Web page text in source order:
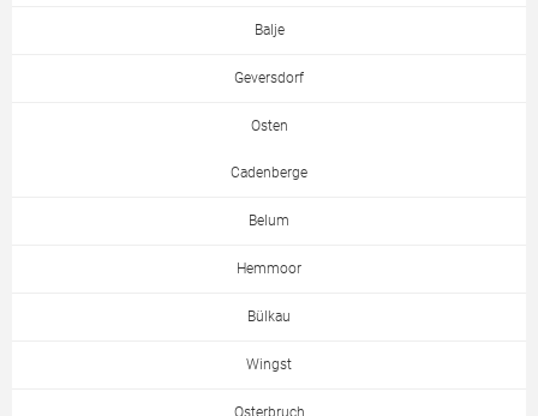
Balje
Geversdorf
Osten
Cadenberge
Belum
Hemmoor
Bülkau
Wingst
Osterbruch